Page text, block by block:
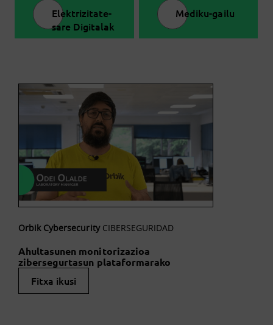
Elektrizitate-
sare Digitalak
Mediku-gailu
Orbik Cybersecurity CIBERSEGURIDAD
Ahultasunen monitorizazioa
zibersegurtasun plataformarako
Fitxa ikusi